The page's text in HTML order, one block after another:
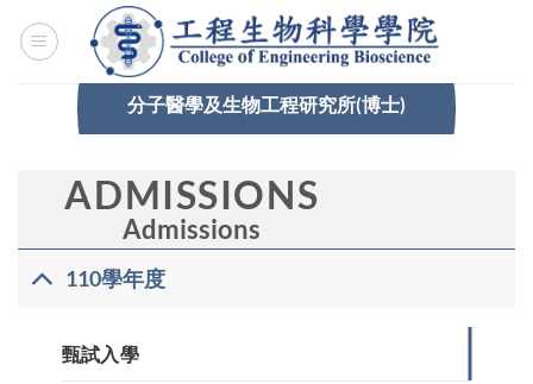
分子醫學及生物工程研究所(博士)
ADMISSIONS
FOR
DOMESTIC
Admissions
110學年度
甄試入學